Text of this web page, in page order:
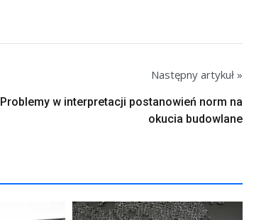
Następny artykuł »
Problemy w interpretacji postanowień norm na
okucia budowlane